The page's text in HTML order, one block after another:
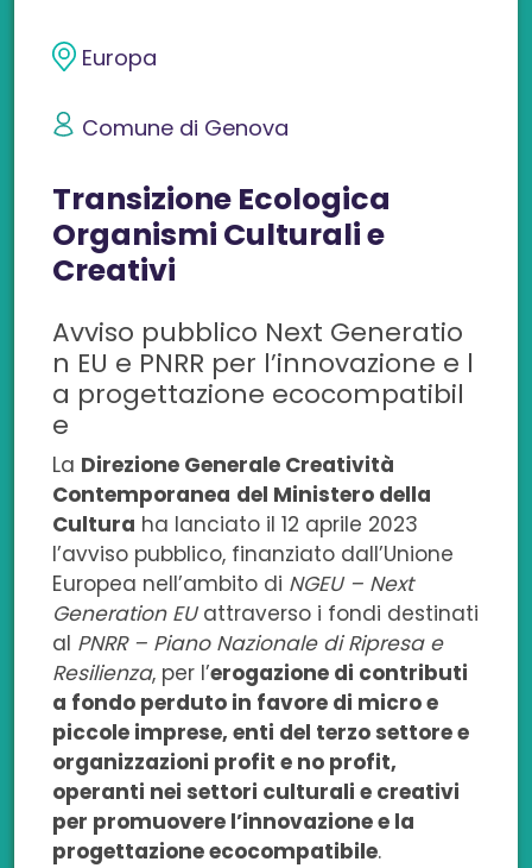
i
d
i
u
F
c
e
b
o
o
k
d
i
u
L
n
k
e
d
i
n
d
i
u
T
i
t
t
e
r
d
i
u
W
a
t
s
a
p
p
d
i
o
n
m
a
i
l
Europa
Comune di Genova
Transizione Ecologica
Organismi Culturali e
Creativi
Avviso pubblico Next Generatio
n EU e PNRR per l’innovazione e l
a progettazione ecocompatibil
e
La Direzione Generale Creatività
Contemporanea del Ministero della
Cultura ha lanciato il 12 aprile 2023
l’avviso pubblico, finanziato dall’Unione
Europea nell’ambito di NGEU – Next
Generation EUattraverso i fondi destinati
al PNRR – Piano Nazionale di Ripresa e
Resilienza, per l’erogazione di contributi
a fondo perduto in favore di micro e
piccole imprese, enti del terzo settore e
organizzazioni profit e no profit,
operanti nei settori culturali e creativi
per promuovere l’innovazione e la
progettazione ecocompatibile.